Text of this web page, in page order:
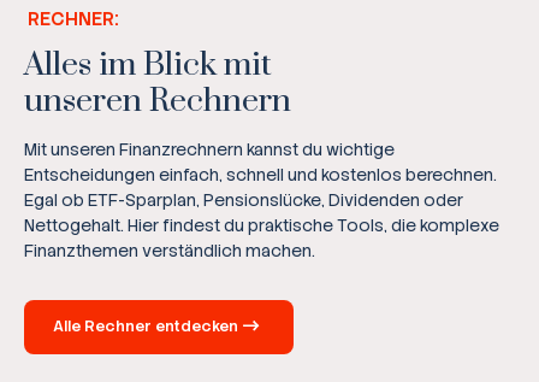
RECHNER:
Alles im Blick mit
unseren Rechnern
Mit unseren Finanzrechnern kannst du wichtige
Entscheidungen einfach, schnell und kostenlos berechnen.
Egal ob ETF-Sparplan, Pensionslücke, Dividenden oder
Nettogehalt. Hier findest du praktische Tools, die komplexe
Finanzthemen verständlich machen.
Alle Rechner entdecken